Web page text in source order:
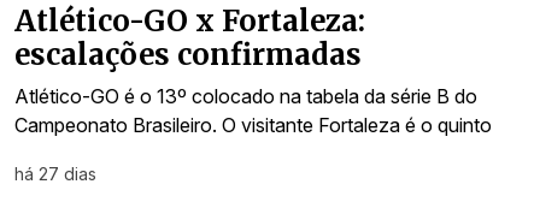
Atlético-GO x Fortaleza:
escalações confirmadas
Atlético-GO é o 13º colocado na tabela da série B do
Campeonato Brasileiro. O visitante Fortaleza é o quinto
há 27 dias